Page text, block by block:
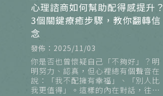
心理諮商如何幫助配得感提升？
3個關鍵療癒步驟，教你翻轉信
念
發佈：2025/11/03
你是否也曾懷疑自己「不夠好」？明
明努力、認真，但心裡總有個聲音在
說：「我不配擁有幸福」、「別人比
我更值得」。這樣的內在對話，往往